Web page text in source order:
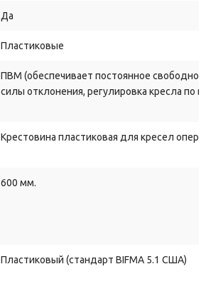
Да
Пластиковые
ПВМ (обеспечивает постоянное свободное
силы отклонения, регулировка кресла по
Крестовина пластиковая для кресел
600 мм.
Пластиковый (стандарт BIFMA 5.1 США)